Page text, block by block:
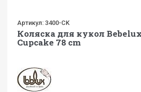
Артикул: 3400-CK
Коляска для кукол
Cupcake 78 cm